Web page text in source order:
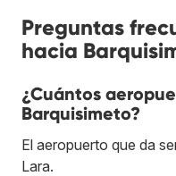
Preguntas
hacia
¿Cuántos
Barquisimeto?
El aeropuerto que da
Lara.